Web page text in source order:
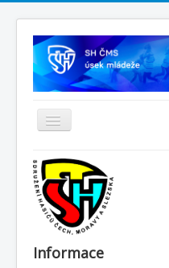
Informace